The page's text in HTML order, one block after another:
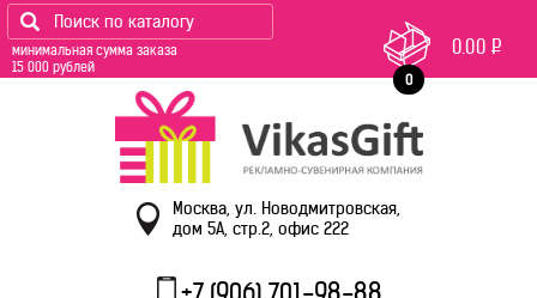
минимальная сумма заказа
15 000 рублей
0
0.00 Р
Москва, ул. Новодмитровская,
дом 5А, стр.2, офис 222